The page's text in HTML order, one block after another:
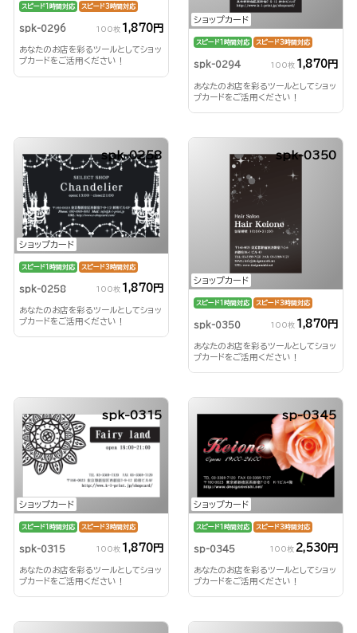
スピード1時間対応 スピード3時間対応
spk-0296 100枚 1,870円
あなたのお店を彩るツールとしてショッ
プカードをご活用ください！
ショップカード
スピード1時間対応 スピード3時間対応
spk-0294 100枚 1,870円
あなたのお店を彩るツールとしてショッ
プカードをご活用ください！
ショップカード
spk-0258
スピード1時間対応 スピード3時間対応
spk-0258 100枚 1,870円
あなたのお店を彩るツールとしてショッ
プカードをご活用ください！
ショップカード
spk-0350
スピード1時間対応 スピード3時間対応
spk-0350 100枚 1,870円
あなたのお店を彩るツールとしてショッ
プカードをご活用ください！
ショップカード
spk-0315
スピード1時間対応 スピード3時間対応
spk-0315 100枚 1,870円
あなたのお店を彩るツールとしてショッ
プカードをご活用ください！
ショップカード
sp-0345
スピード1時間対応 スピード3時間対応
sp-0345 100枚 2,530円
あなたのお店を彩るツールとしてショッ
プカードをご活用ください！